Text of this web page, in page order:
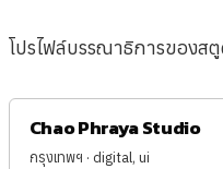
โปรไฟล์บรรณาธิการของส
Chao Phraya Studio
กรุงเทพฯ · digital, ui